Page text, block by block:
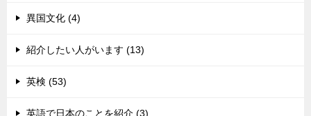
異国文化 (4)
紹介したい人がいます (13)
英検 (53)
英語で日本のことを紹介 (3)